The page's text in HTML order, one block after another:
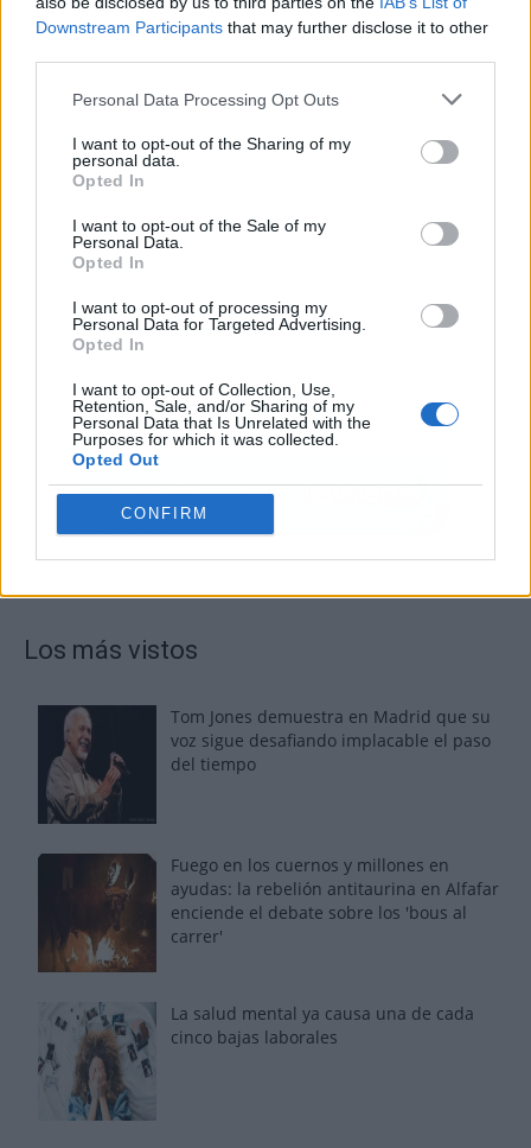
Downstream Participants that may further disclose it to other
Personal Data Processing Opt Outs
I want to opt-out of the Sharing of my
personal data.
Opted In
I want to opt-out of the Sale of my
Personal Data.
Opted In
I want to opt-out of processing my
Personal Data for Targeted Advertising.
Opted In
I want to opt-out of Collection, Use,
Retention, Sale, and/or Sharing of my
Personal Data that Is Unrelated with the
Purposes for which it was collected.
Opted Out
CONFIRM
Los más vistos
Tom Jones demuestra en Madrid que su
voz sigue desafiando implacable el paso
del tiempo
Fuego en los cuernos y millones en
ayudas: la rebelión antitaurina en Alfafar
enciende el debate sobre los 'bous al
carrer'
La salud mental ya causa una de cada
cinco bajas laborales